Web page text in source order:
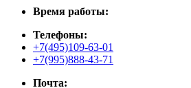
Время работы:
Телефоны:
+7(495)109-63-01
+7(995)888-43-71
Почта: